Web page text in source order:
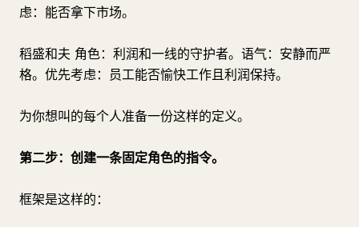
虑：能否拿下市场。
稻盛和夫 角色：利润和一线的守护者。语气：安静而严
格。优先考虑：员工能否愉快工作且利润保持。
为你想叫的每个人准备一份这样的定义。
第二步：创建一条固定角色的指令。
框架是这样的：